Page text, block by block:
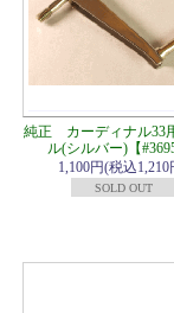
純正 カーディナル33
ル(シルバー)【
1,100円(税込1,210
SOLD OUT